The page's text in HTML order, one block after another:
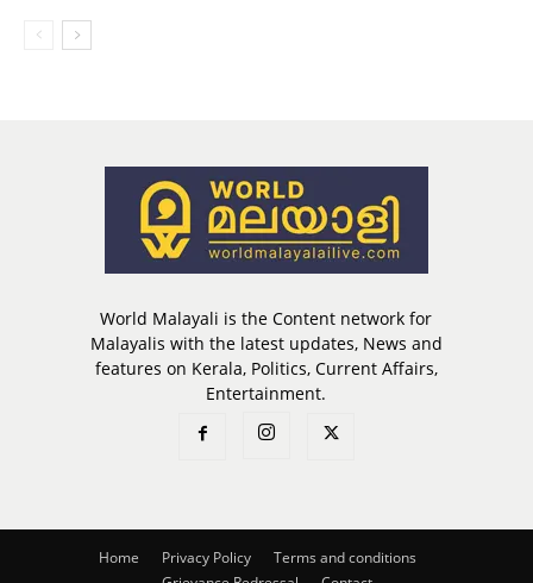
World Malayali is the Content network for
Malayalis with the latest updates, News and
features on Kerala, Politics, Current Affairs,
Entertainment.
Home Privacy Policy
Terms and conditions